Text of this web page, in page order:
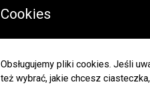
W okresie wakacji
Zapraszamy do
W związku z
Cookies
Obsługujemy pliki cookies. Jeśli
też wybrać, jakie chcesz